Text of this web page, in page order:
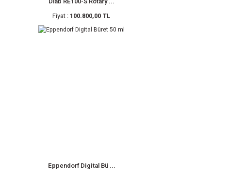
Fiyat : 100.800,00 TL
Eppendorf Digital Bü ...